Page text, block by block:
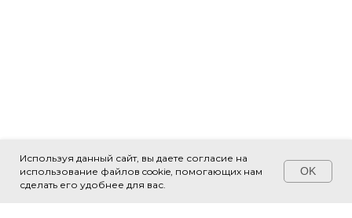
Используя данный сайт, вы даете согласие на
использование файлов cookie, помогающих нам
сделать его удобнее для вас.
OK
Свяжитесь с нами!